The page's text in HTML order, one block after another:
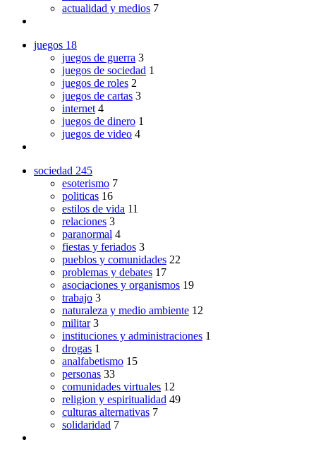
actualidad y medios 7
juegos 18
juegos de guerra 3
juegos de sociedad 1
juegos de roles 2
juegos de cartas 3
internet 4
juegos de dinero 1
juegos de video 4
sociedad 245
esoterismo 7
politicas 16
estilos de vida 11
relaciones 3
paranormal 4
fiestas y feriados 3
pueblos y comunidades 22
problemas y debates 17
asociaciones y organismos 19
trabajo 3
naturaleza y medio ambiente 12
militar 3
instituciones y administraciones 1
drogas 1
analfabetismo 15
personas 33
comunidades virtuales 12
religion y espiritualidad 49
culturas alternativas 7
solidaridad 7